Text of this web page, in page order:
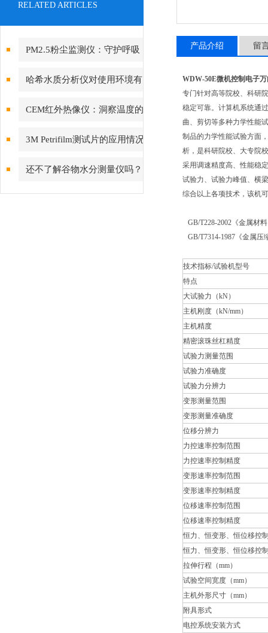
RELATED ARTICLES
PM2.5粉尘监测仪：守护呼吸
健康的“空气哨兵”
哈希水质分析仪对使用环境有
哪些要求？
CEM红外热像仪：洞察温度的
3M Petrifilm测试片的应用情况
怎样？
还不了解谷物水分测量仪吗？
这些知识点别再错过了！
产品介绍 留
WDW-50E微机控制电子
专门针对高等院校、科研
稳定可靠。计算机系统通
曲、剪切等多种力学性能
制品的力学性能试验方面
析，是科研院校、大专院
采用调速精度高、性能稳
试验力、试验力峰值、横
综合以上各项技术，该机
GB/T228-2002《金属材
GB/T7314-1987《金属压
技术指标/试验机型号
特点
大试验力（kN）
主机刚度（kN/mm）
主机精度
精密滚珠丝杠精度
试验力测量范围
试验力准确度
试验力分辨力
变形测量范围
变形测量准确度
位移分辨力
力控速率控制范围
力控速率控制精度
变形速率控制范围
变形速率控制精度
位移速率控制范围
位移速率控制精度
恒力、恒变形、恒位移控
恒力、恒变形、恒位移控
拉伸行程（mm）
试验空间宽度（mm）
主机外形尺寸（mm）
附具形式
电控系统安装方式